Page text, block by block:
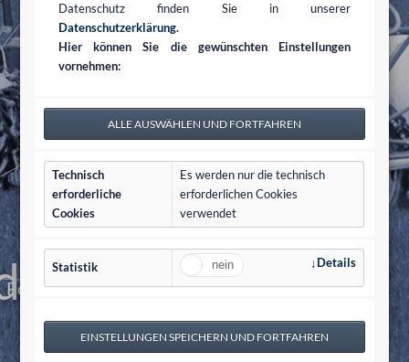
Datenschutz finden Sie in unserer
Datenschutzerklärung.
Hier können Sie die gewünschten Einstellungen
vornehmen:
Technisch
erforderliche
Cookies
Es werden nur die technisch
erforderlichen Cookies
verwendet
Statistik Details
Landhandel
Landwirtschaft
Forstwirtschaft